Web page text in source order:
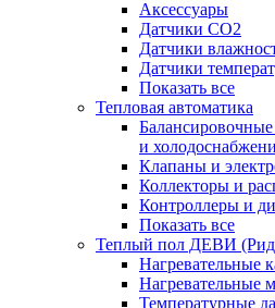
Аксессуары
Датчики CO2
Датчики
Датчики
Показать все
Тепловая автоматика
и
Клапаны и
Коллекторы и
Контроллеры и
Показать все
Теплый пол ДЕВИ
Нагревательные
Нагревательные
Температурные